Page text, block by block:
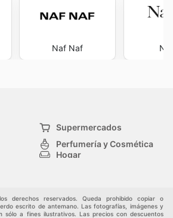
Naf Naf
Supermercados
Perfumería y Cosmética
Hogar
derechos reservados. Queda prohibido copiar o
escrito de antemano. Las fotografías, imágenes y
sólo a fines ilustrativos. Las precios con descuentos